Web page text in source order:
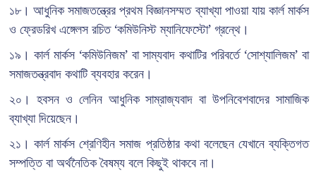
১৮। আধুনিক সমাজতন্ত্রের প্রথম বিজ্ঞানসম্মত ব্যাখ্যা পাওয়া যায় কার্ল মার্কস
ও ফ্রেডরিখ এঙ্গেলস রচিত ‘কমিউনিস্ট ম্যানিফেস্টো’ গ্রন্থে।
১৯। কার্ল মার্কস ‘কমিউনিজম’ বা সাম্যবাদ কথাটির পরিবর্তে ‘সোশ্যালিজম’ বা
সমাজতন্ত্রবাদ কথাটি ব্যবহার করেন।
২০। হবসন ও লেনিন আধুনিক সাম্রাজ্যবাদ বা উপনিবেশবাদের সামাজিক
ব্যাখ্যা দিয়েছেন।
২১। কার্ল মার্কস শ্রেণিহীন সমাজ প্রতিষ্ঠার কথা বলেছেন যেখানে ব্যক্তিগত
সম্পত্তি বা অর্থনৈতিক বৈষম্য বলে কিছুই থাকবে না।